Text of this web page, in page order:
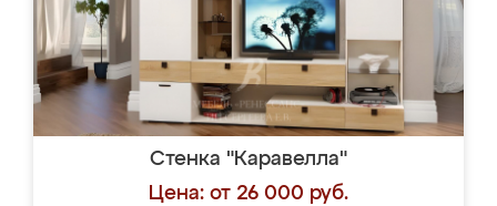
Стенка "Каравелла"
Цена: от 26 000 руб.